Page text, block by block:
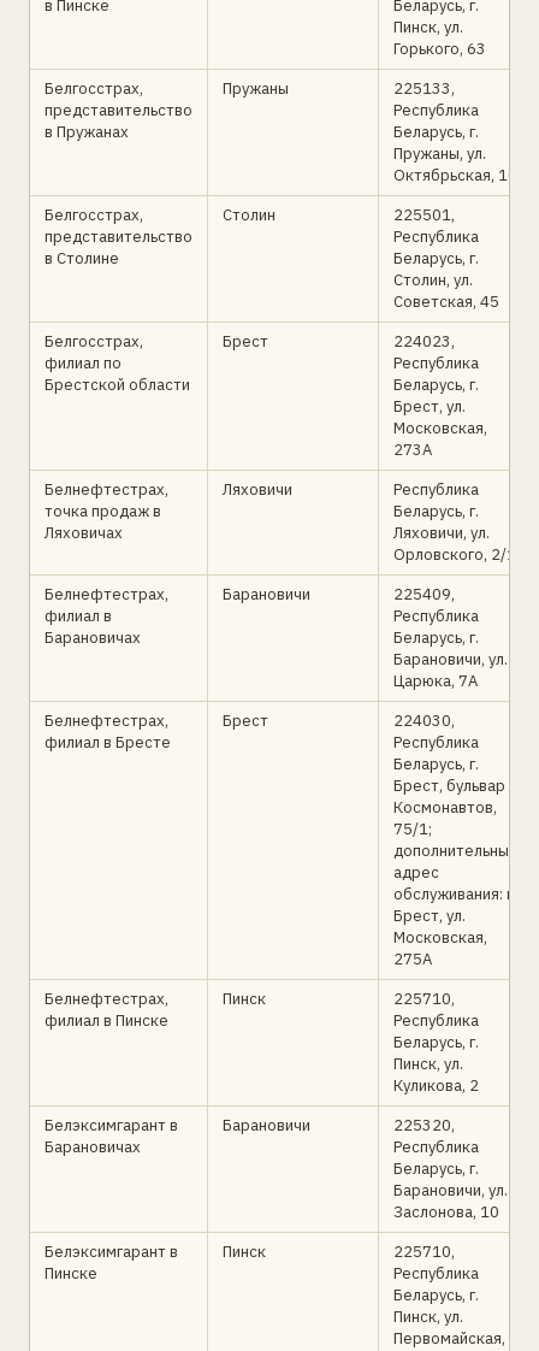
в Пинске
Беларусь, г.
Пинск, ул.
Горького, 63
Белгосстрах,
представительство
в Пружанах
Пружаны
225133,
Республика
Беларусь, г.
Пружаны, ул.
Октябрьская, 10
Белгосстрах,
представительство
в Столине
Столин
225501,
Республика
Беларусь, г.
Столин, ул.
Советская, 45
Белгосстрах,
филиал по
Брестской области
Брест
224023,
Республика
Беларусь, г.
Брест, ул.
Московская,
273А
Белнефтестрах,
точка продаж в
Ляховичах
Ляховичи
Республика
Беларусь, г.
Ляховичи, ул.
Орловского, 2/1
Белнефтестрах,
филиал в
Барановичах
Барановичи
225409,
Республика
Беларусь, г.
Барановичи, ул.
Царюка, 7А
Белнефтестрах,
филиал в Бресте
Брест
224030,
Республика
Беларусь, г.
Брест, бульвар
Космонавтов,
75/1;
дополнительный
адрес
обслуживания: г.
Брест, ул.
Московская,
275А
Белнефтестрах,
филиал в Пинске
Пинск
225710,
Республика
Беларусь, г.
Пинск, ул.
Куликова, 2
Белэксимгарант в
Барановичах
Барановичи
225320,
Республика
Беларусь, г.
Барановичи, ул.
Заслонова, 10
Белэксимгарант в
Пинске
Пинск
225710,
Республика
Беларусь, г.
Пинск, ул.
Первомайская,